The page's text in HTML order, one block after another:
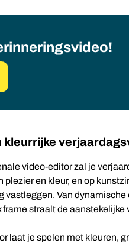
kleurrijke
video-editor zal je
plezier en kleur, en op
vastleggen. Van
frame straalt de
laat je spelen met kleuren,